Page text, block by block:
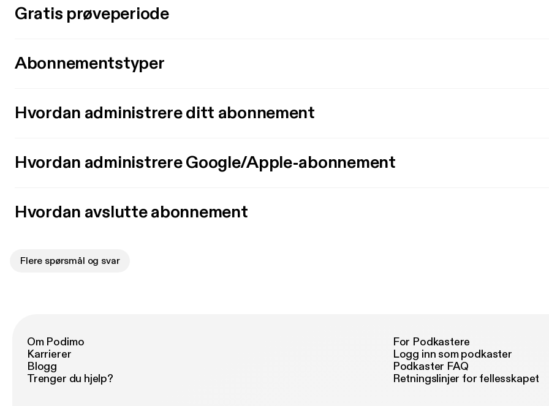
Gratis prøveperiode
Abonnementstyper
Hvordan administrere ditt abonnement
Hvordan administrere Google/Apple-abonnement
Hvordan avslutte abonnement
Flere spørsmål og svar
Om Podimo
Karrierer
Blogg
Trenger du hjelp?
For Podkastere
Logg inn som podkaster
Podkaster FAQ
Retningslinjer for fellesskapet